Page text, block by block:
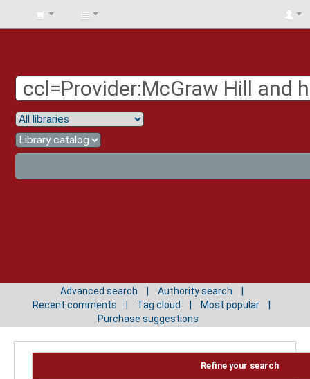
BIBLIOTECA
Advanced search
Authority search
Recent comments
Tag cloud
Most popular
Purchase suggestions
Refine your search